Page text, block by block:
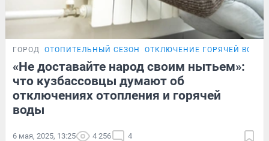
ГОРОД ОТОПИТЕЛЬНЫЙ СЕЗОН ОТКЛЮЧЕНИЕ ГОРЯЧЕЙ ВОДЫ
«Не доставайте народ своим нытьем»:
что кузбассовцы думают об
отключениях отопления и горячей
воды
6 мая, 2025, 13:25 4 256 4